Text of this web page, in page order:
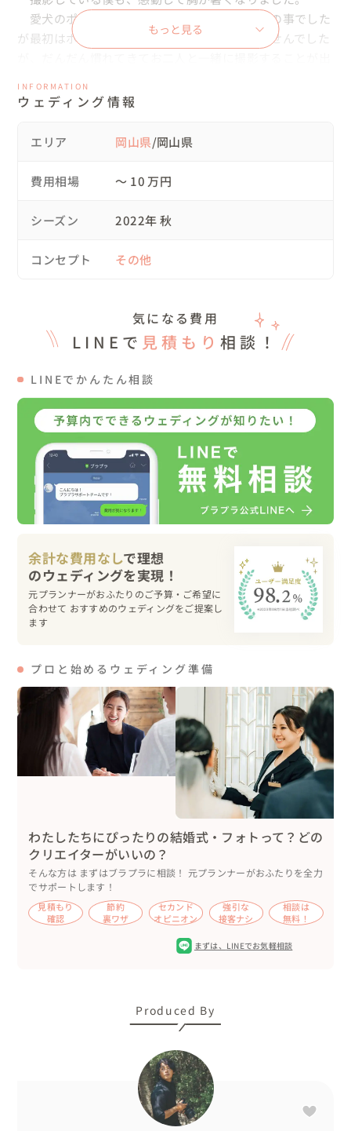
愛犬のポッキーちゃんとの撮影してほしいとの事でした
が最初はポッキーちゃんのお家から出てこれませんでした
最後には僕の方にも寄ってきてくれてすごく癒されまし
2.タイムスケジュール
8:00頃　撮影（ヘアセット、着付け）準備開始
10:00　集合、打ち合わせ開始
10:30　家族集合写真
10:45　お二人の写真
12:00　撮影終了
3.ドレス・ヘアメイク
ドレス・ヘアメイク共にご自身でご用意されました。
影したいとお考えの方は
ぜひお気軽にご相談ください。
もっと見る
INFORMATION
ウェディング情報
エリア 岡山県/岡山県
費用相場 〜 10 万円
シーズン 2022年 秋
コンセプト その他
気になる費用
LINEで 見積もり 相談！
LINEでかんたん相談
余計な費用なしで理想
元プランナーがおふたりのご予算・ご希望に
合わせて おすすめのウェディングをご提案し
ます
プロと始めるウェディング準備
わたしたちにぴったりの結婚式・フォトって？どの
クリエイターがいいの？
そんな方は まずはブラプラに相談！ 元プランナーがおふたりを全力
でサポートします！
見積もり
確認
節約
裏ワザ
セカンド
オピニオン
強引な
接客ナシ
相談は
無料！
まずは、 LINEでお気軽相談
Produced By